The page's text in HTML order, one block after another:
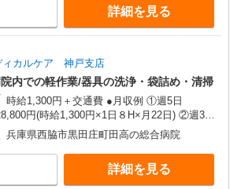
記金額に消費税を加えた金額をお支払いいた
す ※交通費・電話代は弊社負担。その他、支
詳細を見る
ィカルケア 神戸支店
内での軽作業/器具の洗浄・袋詰め・清掃
時給1,300円＋交通費 ●月収例 ①週5日
円(時給1,300円×1日８H×月22日) ②週3日
円(時給1,300円×1日８H×月13日)
兵庫県西脇市黒田庄町田高の総合病院
詳細を見る